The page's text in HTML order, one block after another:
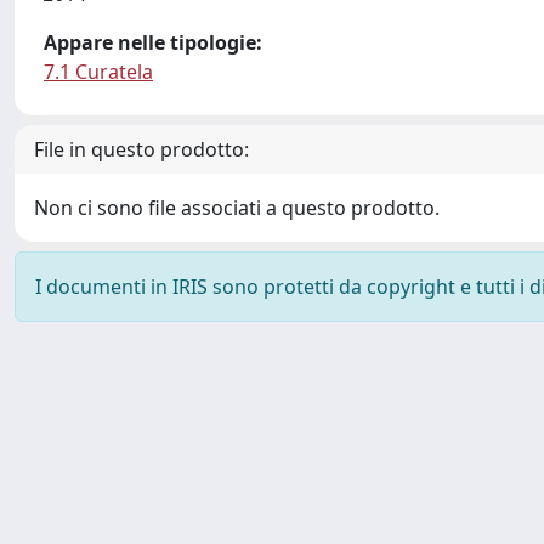
Appare nelle tipologie:
7.1 Curatela
File in questo prodotto:
Non ci sono file associati a questo prodotto.
I documenti in IRIS sono protetti da copyright e tutti i